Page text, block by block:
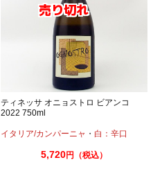
ティネッサ オニョストロ ビアンコ
2022 750ml
イタリア/カンパーニャ ・ 白：辛口
5,720円（税込）